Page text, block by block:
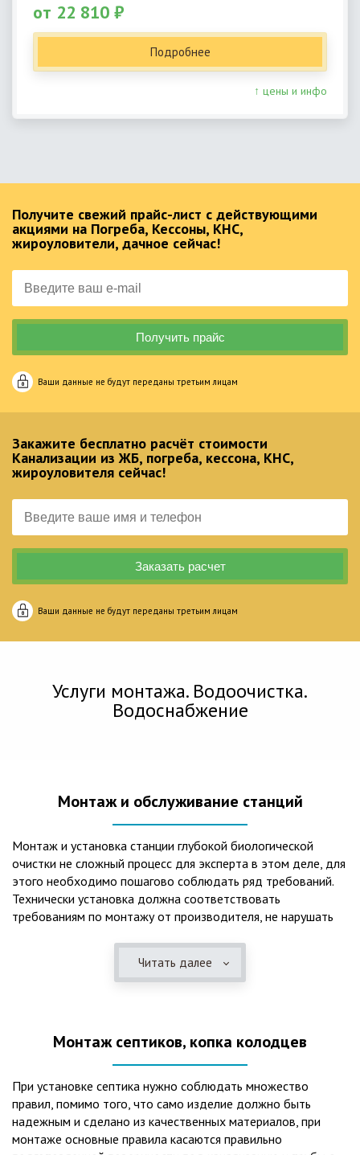
от 22 810 ₽
Подробнее
↑ цены и инфо
Получите свежий прайс-лист с действующими
акциями на Погреба, Кессоны, КНС,
жироуловители, дачное сейчас!
Ваши данные не будут переданы третьим лицам
Закажите бесплатно расчёт стоимости
Канализации из ЖБ, погреба, кессона, КНС,
жироуловителя сейчас!
Ваши данные не будут переданы третьим лицам
Услуги монтажа. Водоочистка.
Водоснабжение
Монтаж и обслуживание станций
Монтаж и установка станции глубокой биологической
очистки не сложный процесс для эксперта в этом деле, для
этого необходимо пошагово соблюдать ряд требований.
Технически установка должна соответствовать
требованиям по монтажу от производителя, не нарушать
представления о требованиях ПУЭ, ведь не качественный
монтаж может привезти не только к выходу из строя
вод – самый эффективный способ из всех существующих
оборудования вода может применяться для хозяйственных
нужд и полива огорода, а остатки ила при чистке могут
стать эффективным удобрением. Нет необходимости
тратить средства на ассенизаторскую машину. Системы
Читать далее
Монтаж септиков, копка колодцев
При установке септика нужно соблюдать множество
правил, помимо того, что само изделие должно быть
надежным и сделано из качественных материалов, при
монтаже основные правила касаются правильно